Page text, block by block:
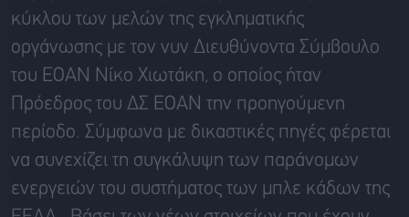
κύκλου των μελών της εγκληματικής
οργάνωσης με τον νυν Διευθύνοντα Σύμβουλο
του ΕΟΑΝ Νίκο Χιωτάκη, ο οποίος ήταν
Πρόεδρος του ΔΣ ΕΟΑΝ την προηγούμενη
περίοδο. Σύμφωνα με δικαστικές πηγές φέρεται
να συνεχίζει τη συγκάλυψη των παράνομων
ενεργειών του συστήματος των μπλε κάδων της